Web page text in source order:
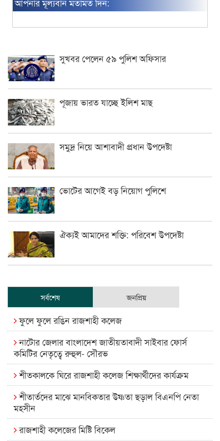
সুখবর পেলেন ৫৯ পুলিশ অফিসার
পূজায় ভারত যাচ্ছে ইলিশ মাছ
সমুদ্র নিয়ে আশাবাদী প্রধান উপদেষ্টা
ভোটের আগেই বড় নিয়োগ পুলিশে
ঐক্যই আমাদের শক্তি: পরিবেশ উপদেষ্টা
সর্বশেষ জনপ্রিয়
ফুলে ফুলে রঙিন রাজশাহী কলেজ
নাটোর জেলার বাংলাদেশ জাতীয়তাবাদী সাইবার ফোর্স
কমিটির নেতৃত্বে রুহুল- সৌরভ
শীতকালকে ঘিরে রাজশাহী কলেজ শিক্ষার্থীদের কার্যক্রম
শীতার্তদের মাঝে মানবিকতার উষ্ণতা ছড়াল বিএনপি নেতা
মহসীন
রাজশাহী কলেজের মিষ্টি বিকেল